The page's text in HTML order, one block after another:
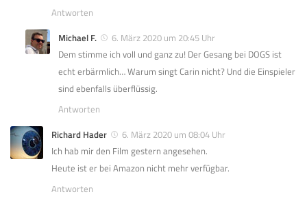
Antworten
Michael F.
6. März 2020 um 20:45 Uhr
Dem stimme ich voll und ganz zu! Der Gesang bei DOGS ist
echt erbärmlich… Warum singt Carin nicht? Und die Einspieler
sind ebenfalls überflüssig.
Antworten
Richard Hader
6. März 2020 um 08:04 Uhr
Ich hab mir den Film gestern angesehen.
Heute ist er bei Amazon nicht mehr verfügbar.
Antworten